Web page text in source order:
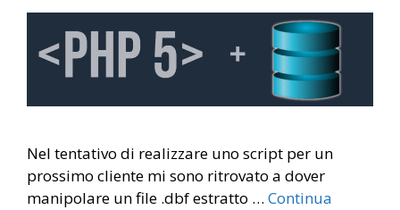
Nel tentativo di realizzare uno script per un
prossimo cliente mi sono ritrovato a dover
manipolare un file .dbf estratto … Continua